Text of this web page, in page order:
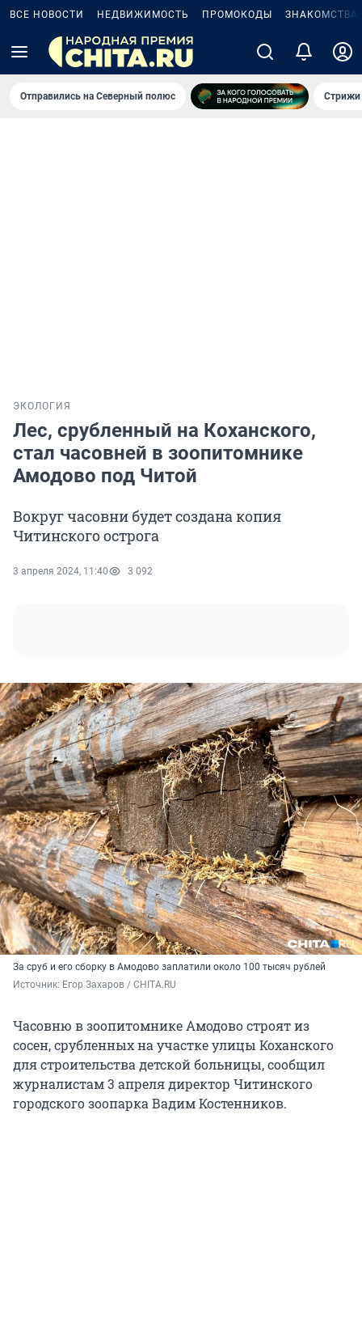
ВСЕ НОВОСТИ НЕДВИЖИМОСТЬ ПРОМОКОДЫ ЗНАКОМСТВА
Отправились на Северный полюс Стрижи
ЭКОЛОГИЯ
Лес, срубленный на Коханского,
стал часовней в зоопитомнике
Амодово под Читой
Вокруг часовни будет создана копия
Читинского острога
3 апреля 2024, 11:40 3 092
За сруб и его сборку в Амодово заплатили около 100 тысяч рублей
Источник: Егор Захаров / CHITA.RU
Часовню в зоопитомнике Амодово строят из
сосен, срубленных на участке улицы Коханского
для строительства детской больницы, сообщил
журналистам 3 апреля директор Читинского
городского зоопарка Вадим Костенников.